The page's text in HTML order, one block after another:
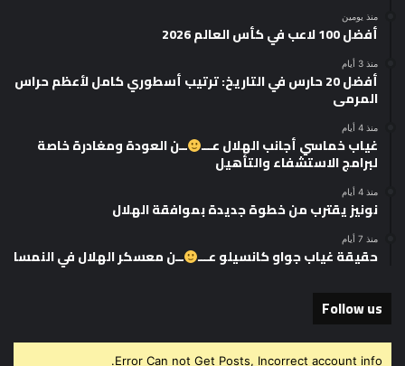
منذ يومين
أفضل 100 لاعب في كأس العالم 2026
منذ 3 أيام
أفضل 20 حارس في التاريخ: ترتيب أسطوري كامل لأعظم حراس
المرمى
منذ 4 أيام
غياب خماسي أجانب الهلال عـــ ــن العودة ومغادرة خاصة
لبرامج الاستشفاء والتأهيل
منذ 4 أيام
نونيز يقترب من خطوة جديدة بموافقة الهلال
منذ 7 أيام
حقيقة غياب جواو كانسيلو عـــ ــن معسكر الهلال في النمسا
Follow us
Error Can not Get Posts, Incorrect account info.